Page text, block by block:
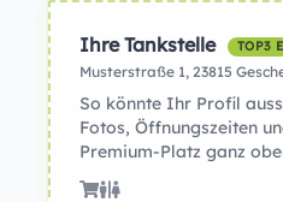
Ihre Tankstelle TOP3
Musterstraße 1, 23815
So könnte Ihr Profil
Fotos, Öffnungszeiten
Premium-Platz ganz